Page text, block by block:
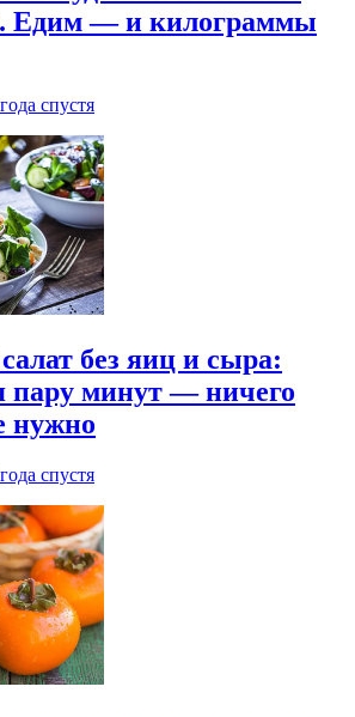
Едим — и килограммы
спустя
без яиц и сыра:
пару минут — ничего
нужно
спустя